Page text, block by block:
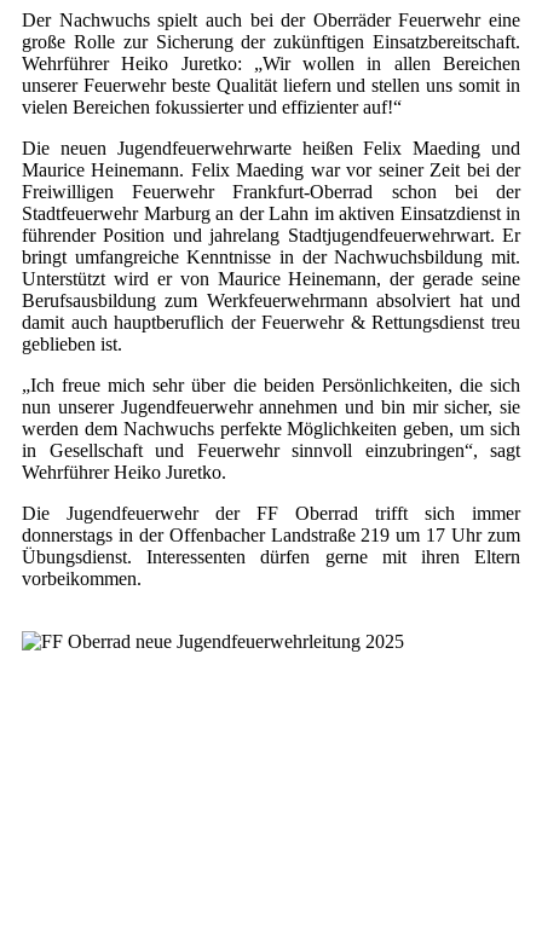
Der Nachwuchs spielt auch bei der Oberräder Feuerwehr eine
große Rolle zur Sicherung der zukünftigen Einsatzbereitschaft.
Wehrführer Heiko Juretko: „Wir wollen in allen Bereichen
unserer Feuerwehr beste Qualität liefern und stellen uns somit in
vielen Bereichen fokussierter und effizienter auf!“
Die neuen Jugendfeuerwehrwarte heißen Felix Maeding und
Maurice Heinemann. Felix Maeding war vor seiner Zeit bei der
Freiwilligen Feuerwehr Frankfurt-Oberrad schon bei der
Stadtfeuerwehr Marburg an der Lahn im aktiven Einsatzdienst in
führender Position und jahrelang Stadtjugendfeuerwehrwart. Er
bringt umfangreiche Kenntnisse in der Nachwuchsbildung mit.
Unterstützt wird er von Maurice Heinemann, der gerade seine
Berufsausbildung zum Werkfeuerwehrmann absolviert hat und
damit auch hauptberuflich der Feuerwehr & Rettungsdienst treu
geblieben ist.
„Ich freue mich sehr über die beiden Persönlichkeiten, die sich
nun unserer Jugendfeuerwehr annehmen und bin mir sicher, sie
werden dem Nachwuchs perfekte Möglichkeiten geben, um sich
in Gesellschaft und Feuerwehr sinnvoll einzubringen“, sagt
Wehrführer Heiko Juretko.
Die Jugendfeuerwehr der FF Oberrad trifft sich immer
donnerstags in der Offenbacher Landstraße 219 um 17 Uhr zum
Übungsdienst. Interessenten dürfen gerne mit ihren Eltern
vorbeikommen.